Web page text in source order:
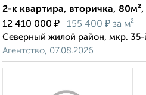
2-к квартира, вторичка,
12 410 000 ₽ 155 400 ₽ за м²
Северный жилой район, мкр.
Агентство, 07.08.2026